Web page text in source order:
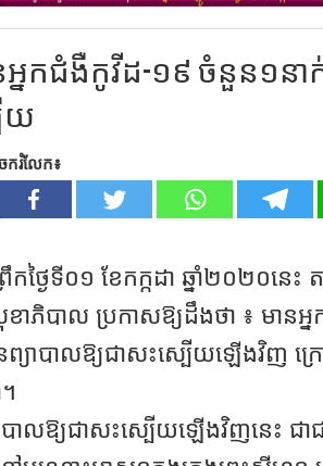
នអ្នកជំងឺកូវីដ-១៩ ចំនួន១នា
យ
ករំលែក៖
កថ្ងៃទី០១ ខែកក្កដា ឆ្នាំ២០២០នេ
ភិបាល ប្រកាសឱ្យដឹងថា ៖ មានអ្ន
យាបាលឱ្យជាសះស្បើយឡើងវិញ ក្រ
ាលឱ្យជាសះស្បើយឡើងវិញនេះ ជ